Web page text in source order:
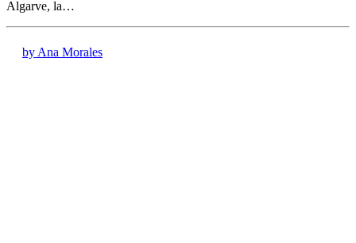
Algarve, la…
by Ana Morales